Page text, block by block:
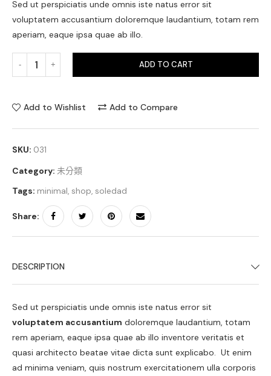
Sed ut perspiciatis unde omnis iste natus error sit
voluptatem accusantium doloremque laudantium, totam rem
aperiam, eaque ipsa quae ab illo.
ADD TO CART
Add to Wishlist Add to Compare
SKU: 031
Category: 未分類
Tags: minimal, shop, soledad
Share:
DESCRIPTION
Sed ut perspiciatis unde omnis iste natus error sit
voluptatem accusantium doloremque laudantium, totam
rem aperiam, eaque ipsa quae ab illo inventore veritatis et
quasi architecto beatae vitae dicta sunt explicabo. Ut enim
ad minima veniam, quis nostrum exercitationem ulla corporis